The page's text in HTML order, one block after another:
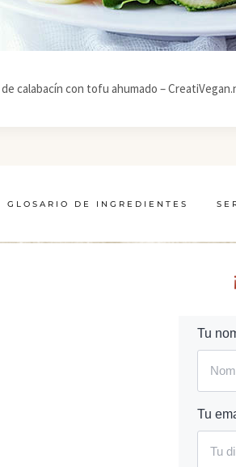
calabacín con tofu ahumado –
GLOSARIO DE INGREDIENTES
Tu
Tu